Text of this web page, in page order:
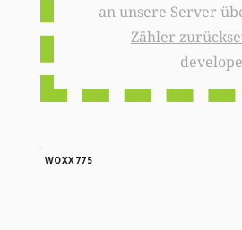
an unsere Server
Zähler
WOXX775